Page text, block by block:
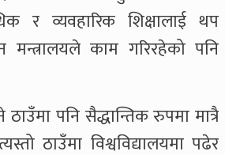
र व्यवहारिक शिक्षालाई थप
मन्त्रालयले काम गरिरहेको पनि
ठाउँमा पनि सैद्धान्तिक रुपमा मात्रै
ठाउँमा विश्वविद्यालयमा पढेर